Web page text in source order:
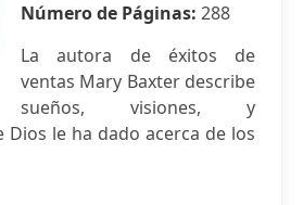
Número de Páginas: 288
La autora de éxitos de
ventas Mary Baxter describe
sueños, visiones, y
Dios le ha dado acerca de los